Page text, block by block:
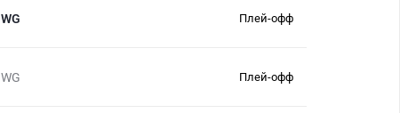
WG Плей-офф
WG Плей-офф